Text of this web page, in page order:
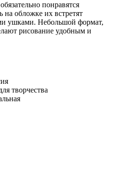
понравятся
обложке их встретят
ушками. Небольшой формат,
рисование удобным и
творчества